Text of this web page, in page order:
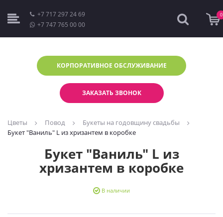
+7 717 297 24 69
+7 747 765 00 00
0
КОРПОРАТИВНОЕ ОБСЛУЖИВАНИЕ
ЗАКАЗАТЬ ЗВОНОК
Цветы Повод
Букеты на годовщину свадьбы
Букет "Ваниль" L из хризантем в коробке
Букет "Ваниль" L из
хризантем в коробке
В наличии